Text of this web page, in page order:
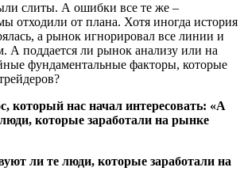
слиты. А ошибки все те же –
отходили от плана. Хотя иногда история
а рынок игнорировал все линии и
А поддается ли рынок анализу или на
фундаментальные факторы, которые
который нас начал интересовать: «А
которые заработали на рынке
ли те люди, которые заработали на